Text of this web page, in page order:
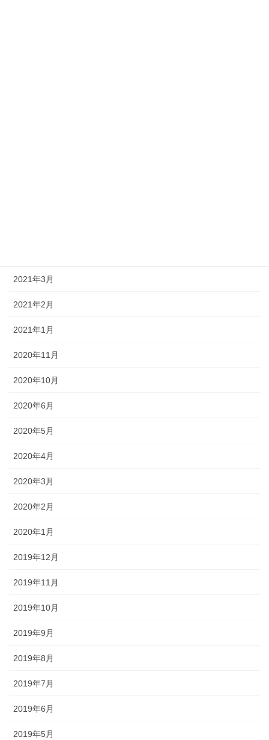
2021年3月
2021年2月
2021年1月
2020年11月
2020年10月
2020年6月
2020年5月
2020年4月
2020年3月
2020年2月
2020年1月
2019年12月
2019年11月
2019年10月
2019年9月
2019年8月
2019年7月
2019年6月
2019年5月